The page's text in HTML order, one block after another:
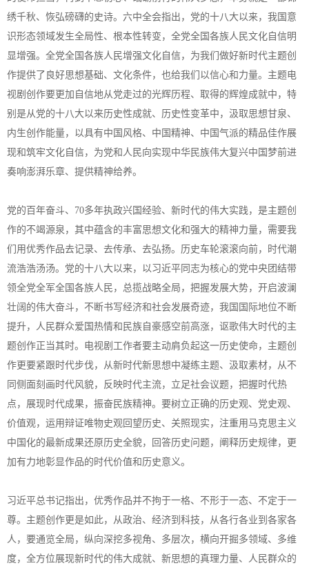
绣千秋、恢弘磅礴的史诗。六中全会指出，党的十八大以来，我国意
识形态领域发生全局性、根本性转变，全党全国各族人民文化自信明
显增强。全党全国各族人民增强文化自信，为我们做好新时代主题创
作提供了良好思想基础、文化条件，也给我们以信心和力量。主题电
视剧创作要更加自信地从党走过的光辉历程、取得的辉煌成就中，特
别是从党的十八大以来历史性成就、历史性变革中，汲取思想甘泉、
内生创作能量，以具有中国风格、中国精神、中国气派的精品佳作展
现和筑牢文化自信，为党和人民向实现中华民族伟大复兴中国梦前进
奏响澎湃乐章、提供精神给养。
党的百年奋斗、70多年执政兴国经验、新时代的伟大实践，是主题创
作的不竭源泉，其中蕴含的丰富思想文化和强大的精神力量，需要我
们用优秀作品去记录、去传承、去弘扬。历史车轮滚滚向前，时代潮
流浩浩汤汤。党的十八大以来，以习近平同志为核心的党中央团结带
领全党全军全国各族人民，总揽战略全局，把握发展大势，开启波澜
壮阔的伟大奋斗，不断书写经济和社会发展奇迹，我国国际地位不断
提升，人民群众爱国热情和民族自豪感空前高涨，讴歌伟大时代的主
题创作正当其时。电视剧工作者要主动肩负起这一历史使命，主题创
作更要紧跟时代步伐，从新时代新思想中凝练主题、汲取素材，从不
同侧面刻画时代风貌，反映时代主流，立足社会议题，把握时代热
点，展现时代成果，振奋民族精神。要树立正确的历史观、党史观、
价值观，运用辩证唯物史观回望历史、关照现实，注重用马克思主义
中国化的最新成果还原历史全貌，回答历史问题，阐释历史规律，更
加有力地彰显作品的时代价值和历史意义。
习近平总书记指出，优秀作品并不拘于一格、不形于一态、不定于一
尊。主题创作更是如此，从政治、经济到科技，从各行各业到各家各
人，要通览全局，纵向深挖多视角、多层次，横向开掘多领域、多维
度，全方位展现新时代的伟大成就、新思想的真理力量、人民群众的